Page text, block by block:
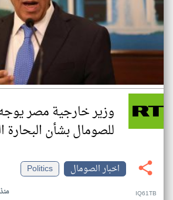
وزير خارجية مصر
للصومال بشأن البحارة
اخبار الصومال
Politics
منذ ١٨ IQ61TB